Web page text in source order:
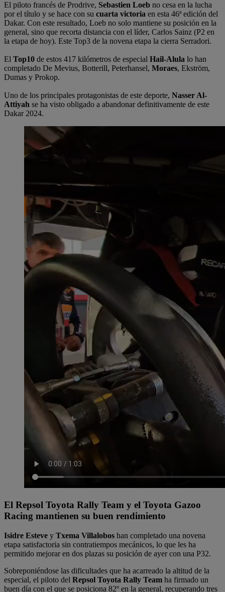
El piloto francés de Prodrive, Sebastien Loeb no cesa en la lucha
por el título y se hace con su cuarta victoria en esta 46ª edición del
Dakar. Con este resultado, Loeb no solo mantiene su posición en la
general, sino que recorta distancia con el líder, Carlos Sainz (P2 en
la etapa de hoy). Este Top3 de la novena etapa la cierra Serradori.
El Top10 de estos 417 kilómetros de especial Hail-Alula lo han
completado De Mevius, Botterill, Peterhansel, Moraes, Ekström,
Dumas y Prokop.
Uno de los principales protagonistas de este deporte, Nasser Al-
Attiyah se ha visto obligado a abandonar definitivamente de este
Dakar 2024.
El Repsol Toyota Rally Team y el Toyota Gazoo
Racing mantienen su buen rendimiento
Isidre Esteve y Txema Villalobos han completado una novena
etapa satisfactoria sin contratiempos mecánicos, lo que les ha
permitido mejorar en dos plazas su posición de ayer con una P32.
Sobreponiéndose las dificultades que ha acarreado la altitud de la
especial, el piloto del Repsol Toyota Rally Team ha firmado un
buen día con el que se posiciona 82º en la general, recuperando tres